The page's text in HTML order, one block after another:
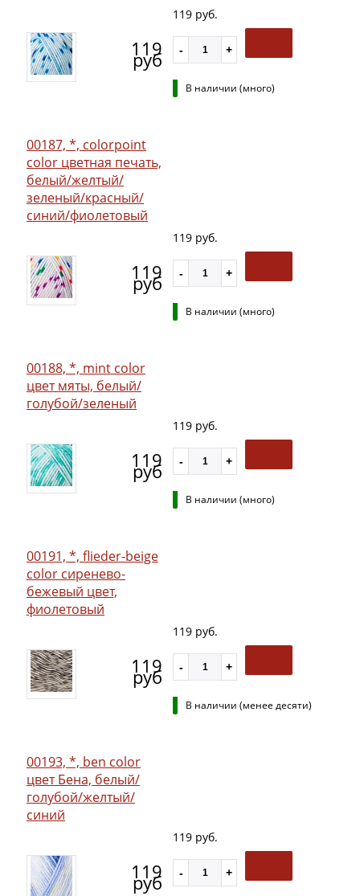
119
руб
119 руб.
В наличии (много)
00187, *, colorpoint
color цветная печать,
белый/желтый/
зеленый/красный/
синий/фиолетовый
119
руб
119 руб.
В наличии (много)
00188, *, mint color
цвет мяты, белый/
голубой/зеленый
119
руб
119 руб.
В наличии (много)
00191, *, flieder-beige
color сиренево-
бежевый цвет,
фиолетовый
119
руб
119 руб.
В наличии (менее десяти)
00193, *, ben color
цвет Бена, белый/
голубой/желтый/
синий
119
руб
119 руб.